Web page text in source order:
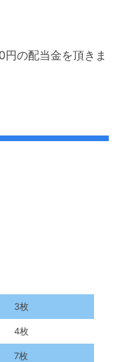
の配当金を頂きま
3枚
4枚
7枚